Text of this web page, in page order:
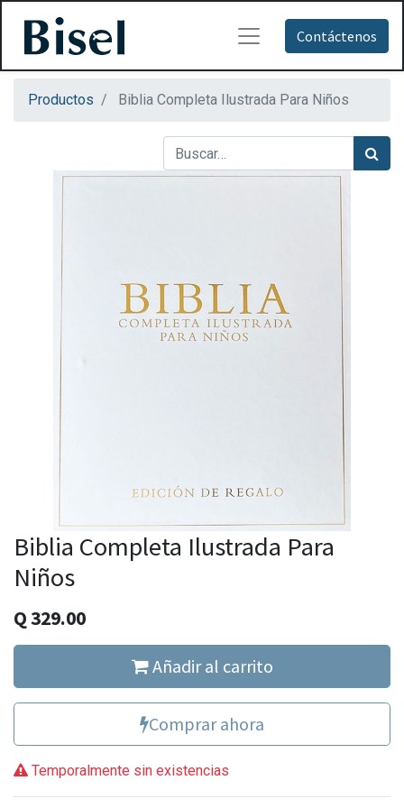
Contáctenos
Productos Biblia Completa Ilustrada Para Niños
Biblia Completa Ilustrada Para
Niños
Q329.00
Añadir al carrito
Comprar ahora
Temporalmente sin existencias